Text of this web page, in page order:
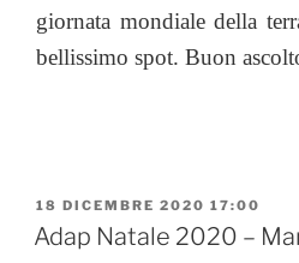
giornata mondiale della
bellissimo spot. Buon
PUBBLICATO
IL
18 DICEMBRE 2020 17:00
Adap Natale 2020 –